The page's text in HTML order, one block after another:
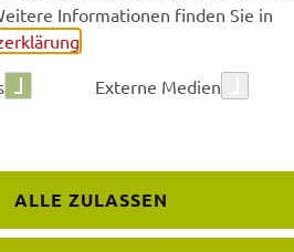
Aktu­el­le
Informationen finden Sie in
Externe Medien
ALLE ZULASSEN